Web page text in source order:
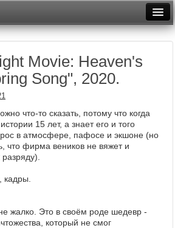
Неделя
Месяц
Архив
Фототоп
Видеотоп
Movie: Heaven's
Song", 2020.
что-то сказать, потому что когда
15 лет, а знает его и того
в атмосфере, пафосе и экшоне (но
что фирма веников не вяжет и
кадры.
жалко. Это в своём роде шедевр -
который не смог